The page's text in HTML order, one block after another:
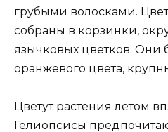
грубыми волосками.
собраны в корзинки,
язычковых цветков. Они
оранжевого цвета,
Цветут растения летом
Гелиопсисы